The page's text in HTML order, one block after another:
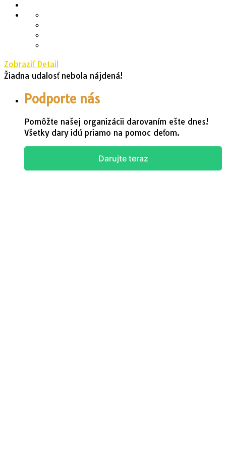
Zobraziť Detail
Žiadna udalosť nebola nájdená!
Podporte nás
Pomôžte našej organizácii darovaním ešte dnes!
Všetky dary idú priamo na pomoc deťom.
Darujte teraz